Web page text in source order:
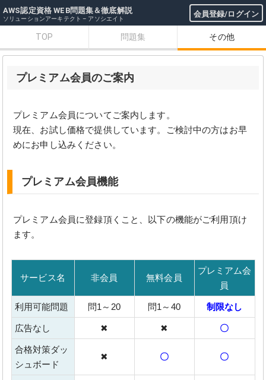
AWS認定資格 WEB問題集＆徹底解説 会員登録/ログイン
ソリューションアーキテクト – アソシエイト
TOP 問題集 その他
プレミアム会員のご案内
プレミアム会員についてご案内します。
現在、お試し価格で提供しています。ご検討中の方はお早
めにお申し込みください。
プレミアム会員機能
プレミアム会員に登録頂くこと、以下の機能がご利用頂け
ます。
サービス名 非会員 無料会員
プレミアム会
員
利用可能問題 問1～20 問1～40 制限なし
広告なし ✖ ✖ 〇
合格対策ダッ
シュボード
✖ 〇 〇